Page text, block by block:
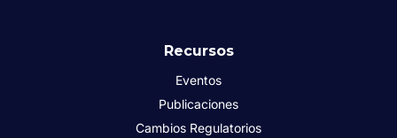
Recursos
Eventos
Publicaciones
Cambios Regulatorios